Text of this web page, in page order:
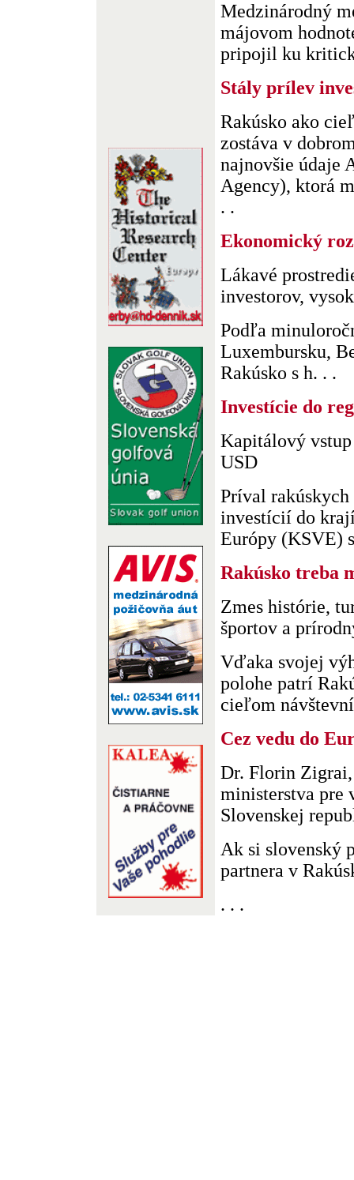
Medzinárodný
májovom
pripojil ku
Stály prílev
Rakúsko ako
zostáva v
najnovšie údaje
Agency), ktorá
. .
Ekonomický
Lákavé
investorov,
Podľa
Luxembursku,
Rakúsko s h. . .
Investície do
Kapitálový
USD
Príval
investícií do
Európy (KSVE)
Rakúsko treba
Zmes histórie,
športov a
Vďaka svojej
polohe patrí
cieľom
Cez vedu do
Dr. Florin Zigrai,
ministerstva pre
Slovenskej
Ak si slovenský
partnera v
. . .